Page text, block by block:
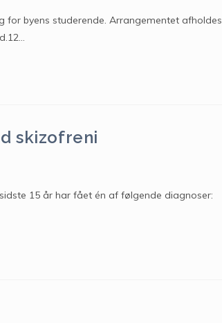
for byens studerende. Arrangementet afholdes
skizofreni
15 år har fået én af følgende diagnoser: